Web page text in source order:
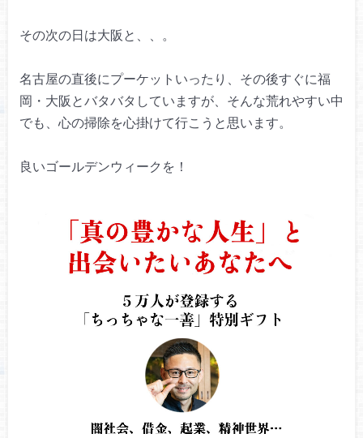
その次の日は大阪と、、。
名古屋の直後にプーケットいったり、 その後すぐに福
岡・大阪とバタバタしていますが、 そんな荒れやすい中
でも、 心の掃除を心掛けて行こうと思います。
良いゴールデンウィークを！